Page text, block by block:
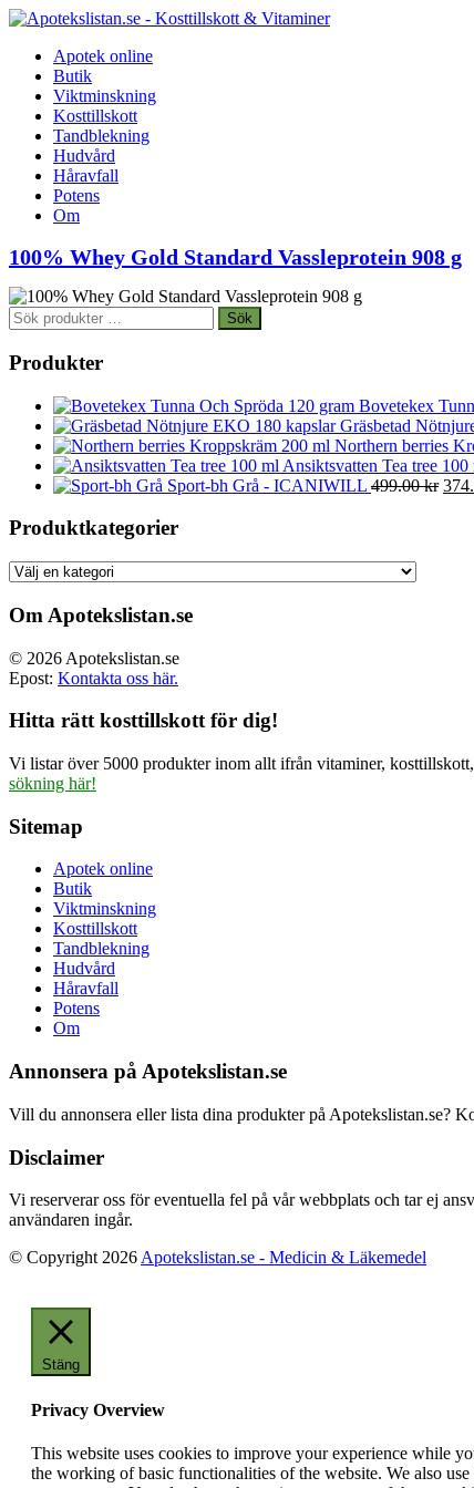
Apotek online
Butik
Viktminskning
Kosttillskott
Tandblekning
Hudvård
Håravfall
Potens
Om
100% Whey Gold Standard Vassleprotein 908 g
Sök
efter:
Sök
Produkter
Bovetekex
Gräsbetad
Northern berries
Ansiktsvatten Tea tree
Sport-bh Grå - ICANIWILL 499.00kr Det
Produktkategorier
Om Apotekslistan.se
© 2026 Apotekslistan.se
Epost: Kontakta oss här.
Hitta rätt kosttillskott för dig!
Vi listar över 5000 produkter inom allt ifrån vitaminer,
sökning här!
Sitemap
Apotek online
Butik
Viktminskning
Kosttillskott
Tandblekning
Hudvård
Håravfall
Potens
Om
Annonsera på Apotekslistan.se
Vill du annonsera eller lista dina produkter på Apotekslistan.se?
Disclaimer
Vi reserverar oss för eventuella fel på vår webbplats och tar ej
användaren ingår.
© Copyright 2026 Apotekslistan.se - Medicin & Läkemedel
Stäng
Privacy Overview
This website uses cookies to improve your experience while
the working of basic functionalities of the website. We also